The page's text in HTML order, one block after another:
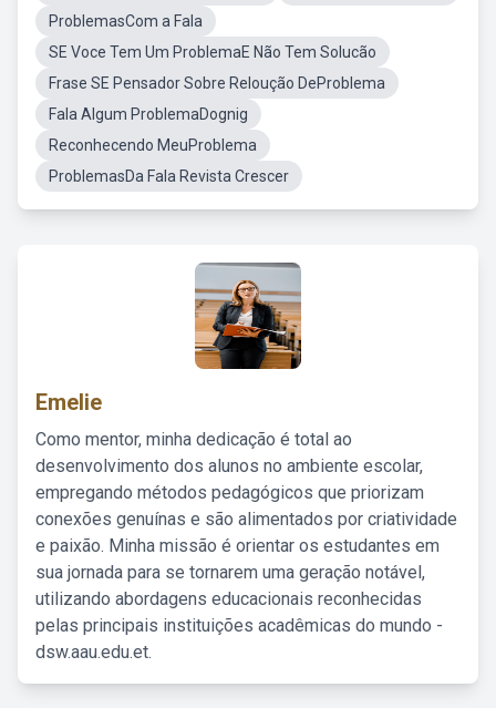
ProblemasCom a Fala
SE Voce Tem Um ProblemaE Não Tem Solucão
Frase SE Pensador Sobre Reloução DeProblema
Fala Algum ProblemaDognig
Reconhecendo MeuProblema
ProblemasDa Fala Revista Crescer
Emelie
Como mentor, minha dedicação é total ao
desenvolvimento dos alunos no ambiente escolar,
empregando métodos pedagógicos que priorizam
conexões genuínas e são alimentados por criatividade
e paixão. Minha missão é orientar os estudantes em
sua jornada para se tornarem uma geração notável,
utilizando abordagens educacionais reconhecidas
pelas principais instituições acadêmicas do mundo -
dsw.aau.edu.et.